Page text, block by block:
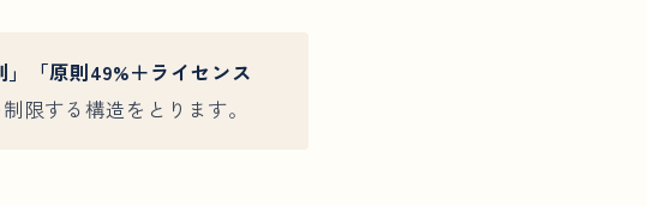
「原則49%＋ライセンス
限する構造をとります。